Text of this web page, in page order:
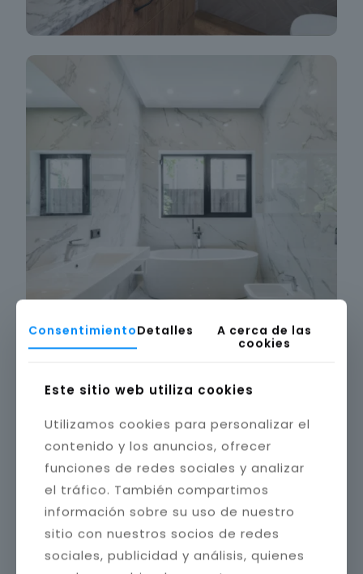
ConsentimientoDetalles
A cerca de las
cookies
Este sitio web utiliza cookies
Utilizamos cookies para personalizar el
contenido y los anuncios, ofrecer
funciones de redes sociales y analizar
el tráfico. También compartimos
información sobre su uso de nuestro
sitio con nuestros socios de redes
sociales, publicidad y análisis, quienes